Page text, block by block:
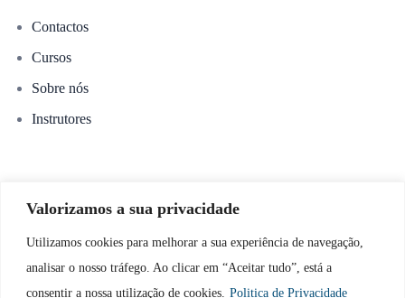
Valorizamos a sua privacidade
Utilizamos cookies para melhorar a sua experiência de navegação,
analisar o nosso tráfego. Ao clicar em “Aceitar tudo”, está a
consentir a nossa utilização de cookies. Politica de Privacidade
Contactos
Cursos
Sobre nós
Instrutores
Política de Cookies